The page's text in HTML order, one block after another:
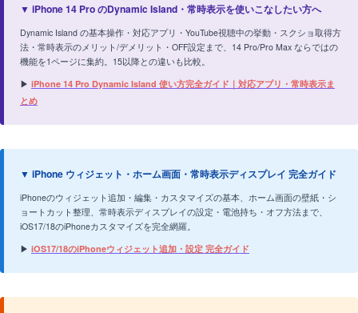
▼ iPhone 14 Pro のDynamic Island・常時表示を使いこなしたい方へ
Dynamic Island の基本操作・対応アプリ・YouTube視聴中の挙動・スクショ取得方
法・常時表示のメリット/デメリット・OFF設定まで、14 Pro/Pro Max ならではの
機能を1ページに集約。15以降との違いも比較。
▶ iPhone 14 Pro Dynamic Island 使い方完全ガイド｜対応アプリ・常時表示ま
とめ
▼ iPhone ウィジェット・ホーム画面・常時表示ディスプレイ 完全ガイド
iPhoneのウィジェット追加・編集・カスタマイズの基本、ホーム画面の壁紙・シ
ョートカット整理、常時表示ディスプレイの設定・電池持ち・オフ方法まで、
iOS17/18のiPhoneカスタマイズを完全網羅。
▶ iOS17/18のiPhoneウィジェット追加・設定 完全ガイド